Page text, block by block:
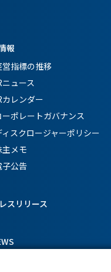
報
営指標の推移
ュース
カレンダー
ーポレートガバナンス
ィスクロージャーポリシー
主メモ
子公告
スリリース